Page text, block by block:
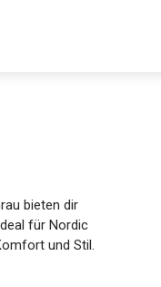
bieten dir
für Nordic
und Stil.